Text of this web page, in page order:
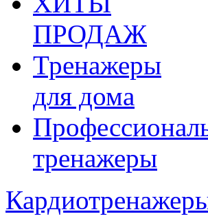
ПРОДАЖ
Тренажеры
для дома
тренажеры